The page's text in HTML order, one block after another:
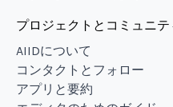
プロジェクトとコミュニテ
AIIDについて
コンタクトとフォロー
アプリと要約